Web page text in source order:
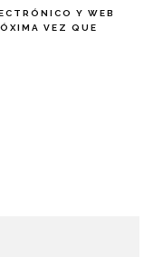
Y WEB
VEZ QUE